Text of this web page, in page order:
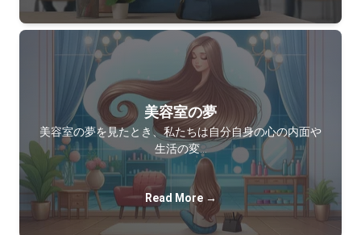
美容室の夢
美容室の夢を見たとき、私たちは自分自身の心の内面や
生活の変…
Read More →